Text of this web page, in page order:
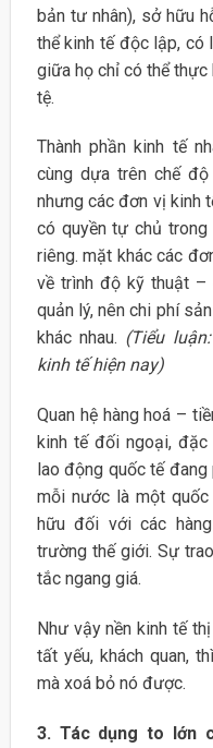
bản tư nhân), sở hữu
thể kinh tế độc lập, có
giữa họ chỉ có thể thực
tệ.
Thành phần kinh tế
cùng dựa trên chế
nhưng các đơn vị kinh
có quyền tự chủ
riêng. mặt khác các
về trình độ kỹ thuật –
quản lý, nên chi phí
khác nhau. (Tiểu
kinh tế hiện nay)
Quan hệ hàng hoá –
kinh tế đối ngoại, đặc
lao động quốc tế
mỗi nước là một
hữu đối với các
trường thế giới. Sự
tắc ngang giá.
Như vậy nền kinh tế
tất yếu, khách quan,
mà xoá bỏ nó được.
3. Tác dụng to lớn